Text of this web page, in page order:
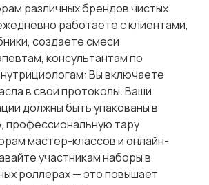
различных брендов чистых
работаете с клиентами,
создаете смеси
консультантам по
Вы включаете
в свои протоколы. Ваши
должны быть упакованы в
профессиональную тару
мастер-классов и онлайн-
участникам наборы в
роллерах — это повышает